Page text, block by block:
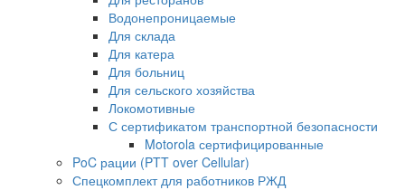
Водонепроницаемые
Для склада
Для катера
Для больниц
Для сельского хозяйства
Локомотивные
С сертификатом транспортной безопасности
Motorola сертифицированные
PoC рации (PTT over Cellular)
Спецкомплект для работников РЖД